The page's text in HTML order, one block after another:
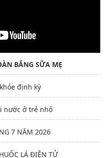
BẰNG SỮA MẸ
định kỳ
nước ở trẻ nhỏ
7 NĂM 2026
LÁ ĐIỆN TỬ